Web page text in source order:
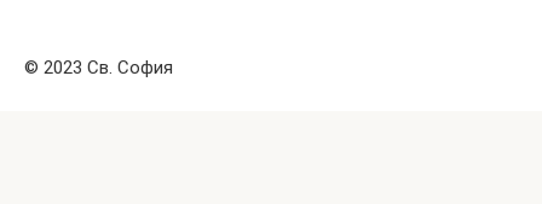
© 2023 Св. София